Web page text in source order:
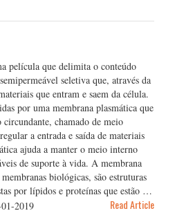
película que delimita o conteúdo
seletiva que, através da
que entram e saem da célula.
por uma membrana plasmática que
circundante, chamado de meio
a entrada e saída de materiais
ajuda a manter o meio interno
de suporte à vida. A membrana
biológicas, são estruturas
por lípidos e proteínas que estão …
2019 Read Article